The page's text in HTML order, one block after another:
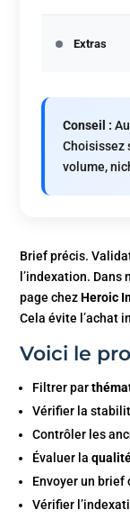
Extras
Conseil :
Choisissez
volume,
Brief précis.
l’indexation.
page chezHeroic
Cela évite l’achat
Voici le
Filtrer par
Vérifier la
Contrôler les
Évaluer la
Envoyer un
Vérifier